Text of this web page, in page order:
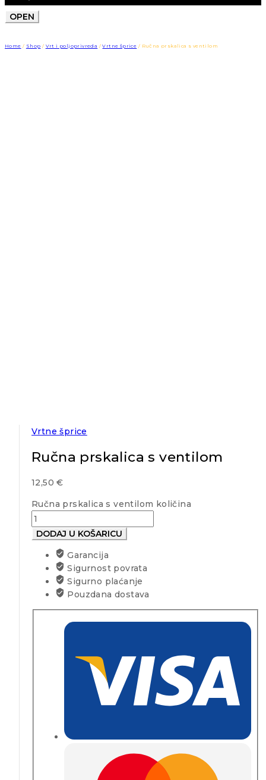
OPEN
Home / Shop / Vrt i poljoprivreda / Vrtne šprice / Ručna prskalica s ventilom
Vrtne šprice
Ručna prskalica s ventilom
12,50€
Ručna prskalica s ventilom količina
DODAJ U KOŠARICU
Garancija
Sigurnost povrata
Sigurno plaćanje
Pouzdana dostava